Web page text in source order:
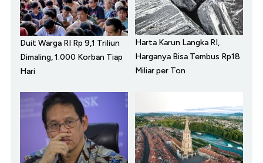
Duit Warga RI Rp 9,1 Triliun
Dimaling, 1.000 Korban Tiap
Hari
Harta Karun Langka RI,
Harganya Bisa Tembus Rp18
Miliar per Ton